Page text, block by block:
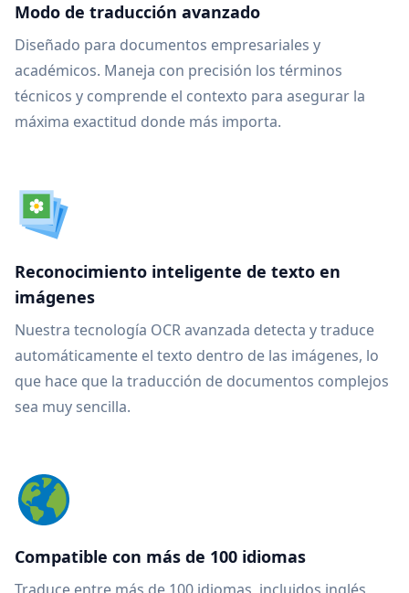
Modo de traducción avanzado
Diseñado para documentos empresariales y
académicos. Maneja con precisión los términos
técnicos y comprende el contexto para asegurar la
máxima exactitud donde más importa.
Reconocimiento inteligente de texto en
imágenes
Nuestra tecnología OCR avanzada detecta y traduce
automáticamente el texto dentro de las imágenes, lo
que hace que la traducción de documentos complejos
sea muy sencilla.
Compatible con más de 100 idiomas